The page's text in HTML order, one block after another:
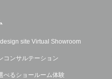
site Virtual Showroom
コンサルテーション
べるショールーム体験